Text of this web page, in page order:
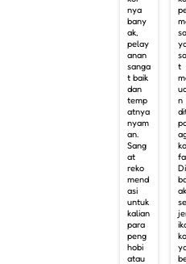
nya
bany
ak,
pelay
anan
sanga
t baik
dan
temp
atnya
nyam
an.
Sang
at
reko
mend
asi
untuk
kalian
para
peng
hobi
atau
t
n
ak